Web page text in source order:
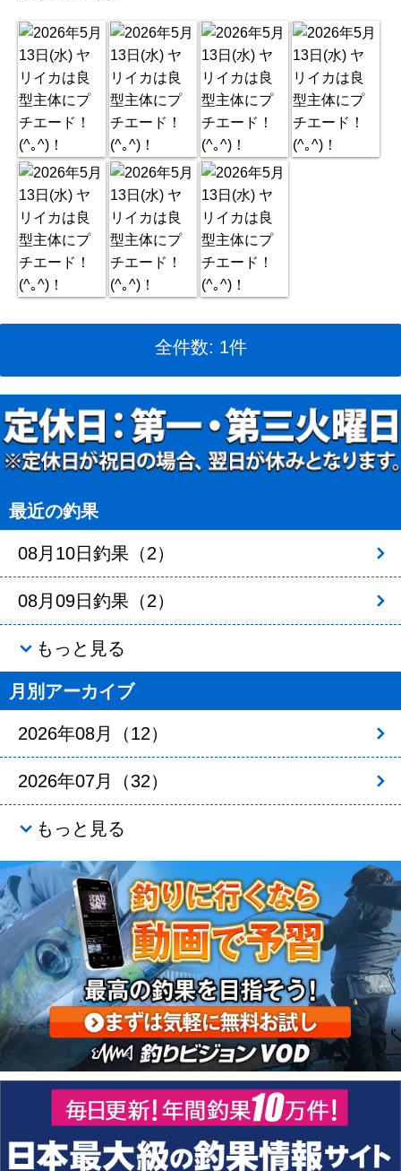
全件数: 1件
最近の釣果
08月10日釣果（2）
08月09日釣果（2）
もっと見る
月別アーカイブ
2026年08月（12）
2026年07月（32）
もっと見る